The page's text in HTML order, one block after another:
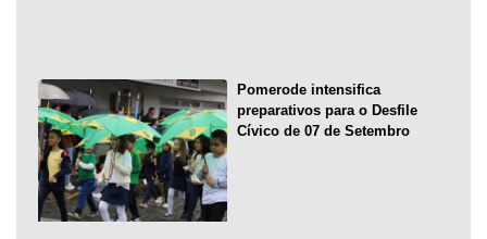
Pomerode intensifica
preparativos para o Desfile
Cívico de 07 de Setembro